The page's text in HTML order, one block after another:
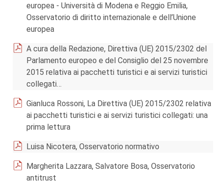
europea - Università di Modena e Reggio Emilia,
Osservatorio di diritto internazionale e dell’Unione
europea
A cura della Redazione, Direttiva (UE) 2015/2302 del
Parlamento europeo e del Consiglio del 25 novembre
2015 relativa ai pacchetti turistici e ai servizi turistici
collegati…
Gianluca Rossoni, La Direttiva (UE) 2015/2302 relativa
ai pacchetti turistici e ai servizi turistici collegati: una
prima lettura
Luisa Nicotera, Osservatorio normativo
Margherita Lazzara, Salvatore Bosa, Osservatorio
antitrust